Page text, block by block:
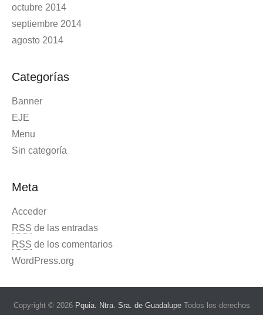
octubre 2014
septiembre 2014
agosto 2014
Categorías
Banner
EJE
Menu
Sin categoría
Meta
Acceder
RSS de las entradas
RSS de los comentarios
WordPress.org
Copyright © 2026 Pquia. Ntra. Sra. de GuadalupeTodos los derechos